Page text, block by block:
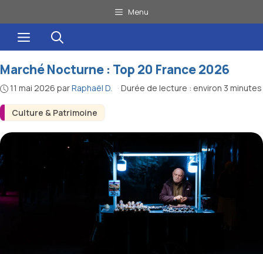
au
contenu
Menu
Menu
Culture & Patrimoine
Marché Nocturne : Top 20 France 2026
11 mai 2026 parRaphaël D. · Durée de lecture : environ 3 minutes